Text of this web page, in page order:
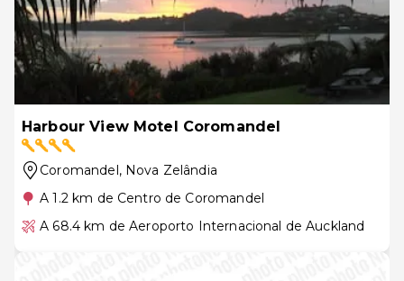
Harbour View Motel Coromandel
Coromandel, Nova Zelândia
A 1.2 km de Centro de Coromandel
A 68.4 km de Aeroporto Internacional de Auckland